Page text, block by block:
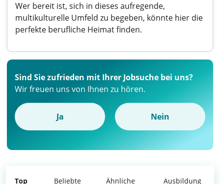
Wer bereit ist, sich in dieses aufregende,
multikulturelle Umfeld zu begeben, könnte hier die
perfekte berufliche Heimat finden.
Sind Sie zufrieden mit Ihrer Jobsuche bei uns?
Wir freuen uns von Ihnen zu hören.
Ja Nein
Top Beliebte Ähnliche Ausbildung